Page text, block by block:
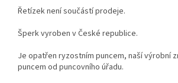
Řetízek není součástí prodeje.
Šperk vyroben v České republice.
Je opatřen ryzostním puncem, naší výrobní
puncem od puncovního úřadu.